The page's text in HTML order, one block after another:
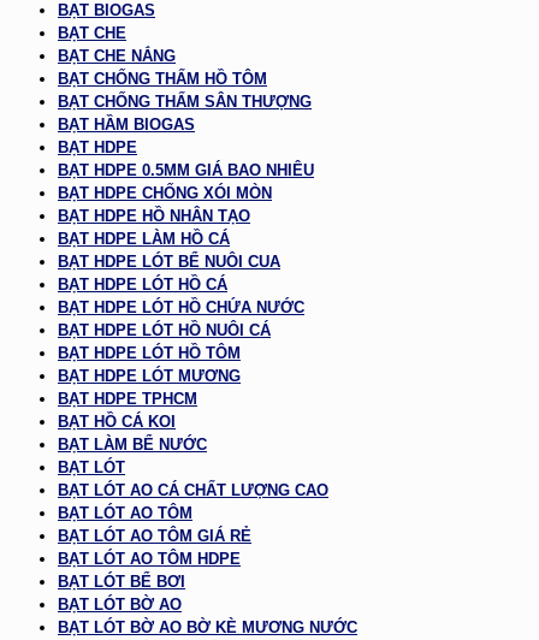
BẠT BIOGAS
BẠT CHE
BẠT CHE NẮNG
BẠT CHỐNG THẤM HỒ TÔM
BẠT CHỐNG THẤM SÂN THƯỢNG
BẠT HẦM BIOGAS
BẠT HDPE
BẠT HDPE 0.5MM GIÁ BAO NHIÊU
BẠT HDPE CHỐNG XÓI MÒN
BẠT HDPE HỒ NHÂN TẠO
BẠT HDPE LÀM HỒ CÁ
BẠT HDPE LÓT BỂ NUÔI CUA
BẠT HDPE LÓT HỒ CÁ
BẠT HDPE LÓT HỒ CHỨA NƯỚC
BẠT HDPE LÓT HỒ NUÔI CÁ
BẠT HDPE LÓT HỒ TÔM
BẠT HDPE LÓT MƯƠNG
BẠT HDPE TPHCM
BẠT HỒ CÁ KOI
BẠT LÀM BỂ NƯỚC
BẠT LÓT
BẠT LÓT AO CÁ CHẤT LƯỢNG CAO
BẠT LÓT AO TÔM
BẠT LÓT AO TÔM GIÁ RẺ
BẠT LÓT AO TÔM HDPE
BẠT LÓT BỂ BƠI
BẠT LÓT BỜ AO
BẠT LÓT BỜ AO BỜ KÈ MƯƠNG NƯỚC